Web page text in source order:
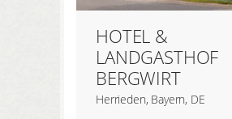
HOTEL &
LANDGASTHOF
BERGWIRT
Herrieden, Bayern, DE